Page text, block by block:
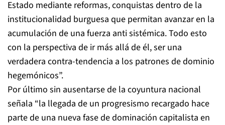
Estado mediante reformas, conquistas dentro de la
institucionalidad burguesa que permitan avanzar en la
acumulación de una fuerza anti sistémica. Todo esto
con la perspectiva de ir más allá de él, ser una
verdadera contra-tendencia a los patrones de dominio
hegemónicos”.
Por último sin ausentarse de la coyuntura nacional
señala “la llegada de un progresismo recargado hace
parte de una nueva fase de dominación capitalista en